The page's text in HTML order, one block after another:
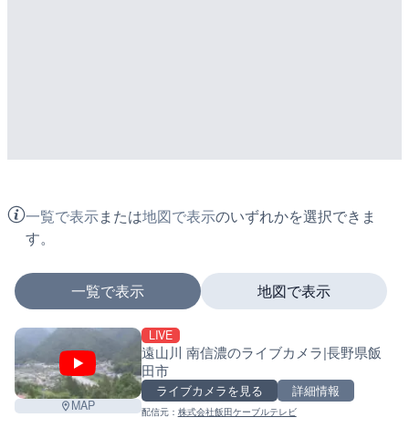
一覧で表示または地図で表示のいずれかを選択できま
す。
一覧で表示
MAP
LIVE
遠山川 南信濃のライブカメラ|長野県飯
田市
ライブカメラを見る 詳細情報
配信元： 株式会社飯田ケーブルテレビ
地図で表示
+
−
マーカーをタップするとライブカメラの詳細が表示さ